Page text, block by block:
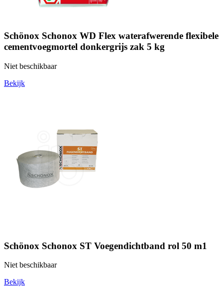
Schönox Schonox WD Flex waterafwerende flexibele
cementvoegmortel donkergrijs zak 5 kg
Niet beschikbaar
Bekijk
Schönox Schonox ST Voegendichtband rol 50 m1
Niet beschikbaar
Bekijk